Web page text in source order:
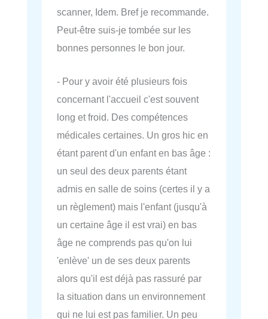
scanner, Idem. Bref je recommande.
Peut-être suis-je tombée sur les
bonnes personnes le bon jour.
- Pour y avoir été plusieurs fois
concernant l'accueil c'est souvent
long et froid. Des compétences
médicales certaines. Un gros hic en
étant parent d'un enfant en bas âge :
un seul des deux parents étant
admis en salle de soins (certes il y a
un règlement) mais l'enfant (jusqu'à
un certaine âge il est vrai) en bas
âge ne comprends pas qu'on lui
'enlève' un de ses deux parents
alors qu'il est déjà pas rassuré par
la situation dans un environnement
qui ne lui est pas familier. Un peu